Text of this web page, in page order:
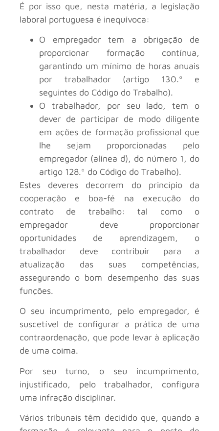
É por isso que, nesta matéria, a legislação
laboral portuguesa é inequívoca:
O empregador tem a obrigação de
proporcionar formação contínua,
garantindo um mínimo de horas anuais
por trabalhador (artigo 130.º e
seguintes do Código do Trabalho).
O trabalhador, por seu lado, tem o
dever de participar de modo diligente
em ações de formação profissional que
lhe sejam proporcionadas pelo
empregador (alínea d), do número 1, do
artigo 128.º do Código do Trabalho).
Estes deveres decorrem do princípio da
cooperação e boa-fé na execução do
contrato de trabalho: tal como o
empregador deve proporcionar
oportunidades de aprendizagem, o
trabalhador deve contribuir para a
atualização das suas competências,
assegurando o bom desempenho das suas
funções.
O seu incumprimento, pelo empregador, é
suscetível de configurar a prática de uma
contraordenação, que pode levar à aplicação
de uma coima.
Por seu turno, o seu incumprimento,
injustificado, pelo trabalhador, configura
uma infração disciplinar.
Vários tribunais têm decidido que, quando a